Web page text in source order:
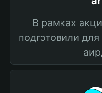
В рамках
подготовили